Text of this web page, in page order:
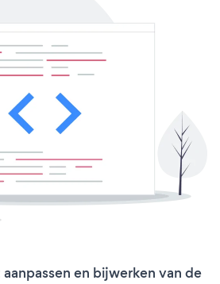
en bijwerken van de